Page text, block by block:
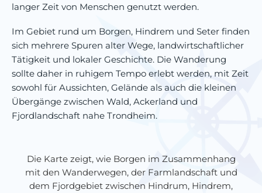
langer Zeit von Menschen genutzt werden.
Im Gebiet rund um Borgen, Hindrem und Seter finden
sich mehrere Spuren alter Wege, landwirtschaftlicher
Tätigkeit und lokaler Geschichte. Die Wanderung
sollte daher in ruhigem Tempo erlebt werden, mit Zeit
sowohl für Aussichten, Gelände als auch die kleinen
Übergänge zwischen Wald, Ackerland und
Fjordlandschaft nahe Trondheim.
Die Karte zeigt, wie Borgen im Zusammenhang
mit den Wanderwegen, der Farmlandschaft und
dem Fjordgebiet zwischen Hindrum, Hindrem,